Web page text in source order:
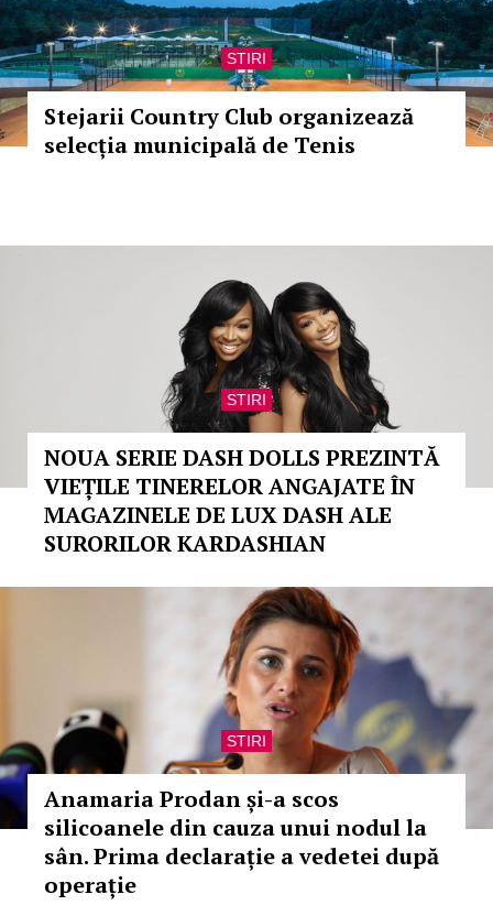
STIRI
Stejarii Country Club organizează
selecția municipală de Tenis
STIRI
NOUA SERIE DASH DOLLS PREZINTĂ
VIEȚILE TINERELOR ANGAJATE ÎN
MAGAZINELE DE LUX DASH ALE
SURORILOR KARDASHIAN
STIRI
Anamaria Prodan și-a scos
silicoanele din cauza unui nodul la
sân. Prima declarație a vedetei după
operație